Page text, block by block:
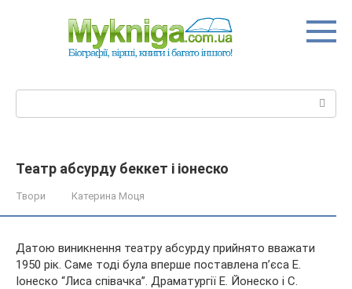
Театр абсурду беккет і іонеско
Твори Катерина Моця
Датою виникнення театру абсурду прийнято вважати
1950 рік. Саме тоді була вперше поставлена п’єса Е.
Іонеско “Лиса співачка”. Драматургії Е. Йонеско і С.